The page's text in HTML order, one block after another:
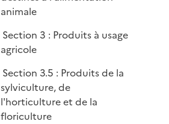
animale
Section 3 : Produits à usage
agricole
Section 3.5 : Produits de la
sylviculture, de
l'horticulture et de la
floriculture